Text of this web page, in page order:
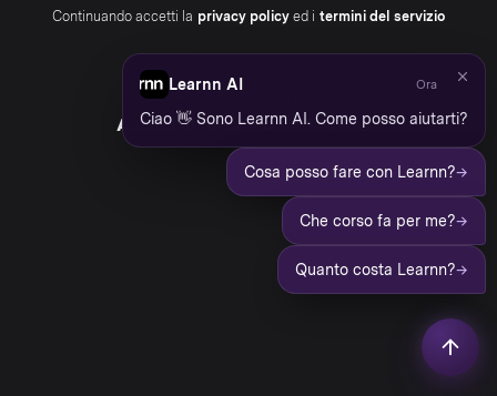
Continuando accetti la privacy policy ed i termini del servizio
Accedi al tuo account Learnn
Learnn AI Ora
Ciao 👋 Sono Learnn AI. Come posso aiutarti?
Cosa posso fare con Learnn?→
Che corso fa per me?→
Quanto costa Learnn?→